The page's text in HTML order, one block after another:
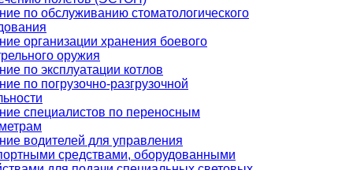
по обслуживанию стоматологического
организации хранения боевого
оружия
по эксплуатации котлов
по погрузочно-разгрузочной
специалистов по переносным
водителей для управления
средствами, оборудованными